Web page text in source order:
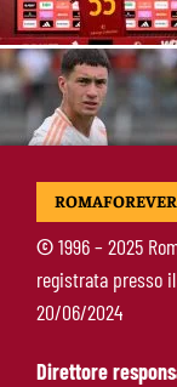
ROMAFOREVER
©1996 – 2025
registrata presso
20/06/2024
Direttore